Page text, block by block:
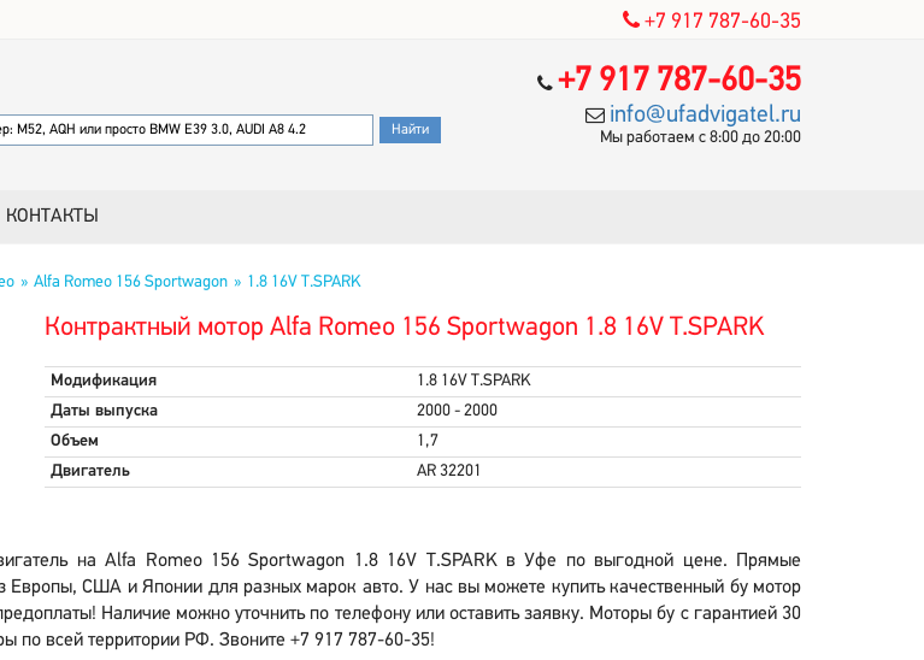
+7 917 787-60-35
+7 917 787-60-35
info@ufadvigatel.ru
Мы работаем с 8:00 до 20:00
КОНТАКТЫ
Alfa Romeo 156 Sportwagon 1.8 16V T.SPARK
Контрактный мотор Alfa Romeo 156 Sportwagon 1.8 16V T.SPARK
Модификация
1.8 16V T.SPARK
Даты выпуска
2000 - 2000
Объем
1,7
Двигатель
AR 32201
на Alfa Romeo 156 Sportwagon 1.8 16V T.SPARK в Уфе по выгодной цене. Прямые
Европы, США и Японии для разных марок авто. У нас вы можете купить качественный бу мотор
Наличие можно уточнить по телефону или оставить заявку. Моторы бу с гарантией 30
по всей территории РФ. Звоните +7 917 787-60-35!